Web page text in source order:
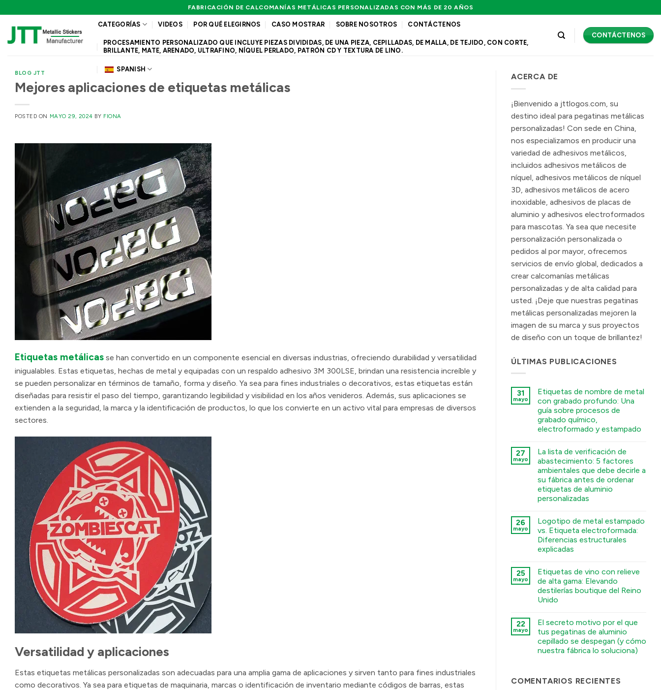
al
contenido
FABRICACIÓN DE CALCOMANÍAS METÁLICAS PERSONALIZADAS CON MÁS DE 20 AÑOS
CATEGORÍAS VIDEOS POR QUÉ ELEGIRNOS CASO MOSTRAR SOBRE NOSOTROS CONTÁCTENOS
PROCESAMIENTO PERSONALIZADO QUE INCLUYE PIEZAS DIVIDIDAS, DE UNA PIEZA, CEPILLADAS, DE MALLA, DE TEJIDO, CON CORTE,
BRILLANTE, MATE, ARENADO, ULTRAFINO, NÍQUEL PERLADO, PATRÓN CD Y TEXTURA DE LINO.
SPANISH
CONTÁCTENOS
BLOG JTT
Mejores aplicaciones de etiquetas metálicas
POSTED ON MAYO 29, 2024 BY FIONA
Etiquetas metálicas se han convertido en un componente esencial en diversas industrias, ofreciendo durabilidad y versatilidad
inigualables. Estas etiquetas, hechas de metal y equipadas con un respaldo adhesivo 3M 300LSE, brindan una resistencia increíble y
se pueden personalizar en términos de tamaño, forma y diseño. Ya sea para fines industriales o decorativos, estas etiquetas están
diseñadas para resistir el paso del tiempo, garantizando legibilidad y visibilidad en los años venideros. Además, sus aplicaciones se
extienden a la seguridad, la marca y la identificación de productos, lo que los convierte en un activo vital para empresas de diversos
sectores.
Versatilidad y aplicaciones
Estas etiquetas metálicas personalizadas son adecuadas para una amplia gama de aplicaciones y sirven tanto para fines industriales
como decorativos. Ya sea para etiquetas de maquinaria, marcas o identificación de inventario mediante códigos de barras, estas
ACERCA DE
¡Bienvenido a jttlogos.com, su
destino ideal para pegatinas metálicas
personalizadas! Con sede en China,
nos especializamos en producir una
variedad de adhesivos metálicos,
incluidos adhesivos metálicos de
níquel, adhesivos metálicos de níquel
3D, adhesivos metálicos de acero
inoxidable, adhesivos de placas de
aluminio y adhesivos electroformados
para mascotas. Ya sea que necesite
personalización personalizada o
pedidos al por mayor, ofrecemos
servicios de envío global, dedicados a
crear calcomanías metálicas
personalizadas y de alta calidad para
usted. ¡Deje que nuestras pegatinas
metálicas personalizadas mejoren la
imagen de su marca y sus proyectos
de diseño con un toque de brillantez!
ÚLTIMAS PUBLICACIONES
31
mayo
Etiquetas de nombre de metal
con grabado profundo: Una
guía sobre procesos de
grabado químico,
electroformado y estampado
नहीं
Deep
Engraving
Metal
Nametags:
A
Guide
to
Chemical
and
Stamping
Processes
में
27
mayo
La lista de verificación de
abastecimiento: 5 factores
ambientales que debe decirle a
su fábrica antes de ordenar
etiquetas de aluminio
personalizadas
नहीं
Sourcing
Checklist:
5
Environmental
Must
Tell
Your
Factory
Before
Ordering
Labels
में
26
mayo
Logotipo de metal estampado
vs. Etiqueta electroformada:
Diferencias estructurales
explicadas
नहीं
Stamped
Metal
Logo
vs.
Electroformed
Differences
Explained
में
25
mayo
Etiquetas de vino con relieve
de alta gama: Elevando
destilerías boutique del Reino
Unido
नहीं
Premium
Embossed
Wine
Labels:
Elevating
में
22
mayo
El secreto motivo por el que
tus pegatinas de aluminio
cepillado se despegan (y cómo
nuestra fábrica lo soluciona)
The
Secret
COMENTARIOS RECIENTES